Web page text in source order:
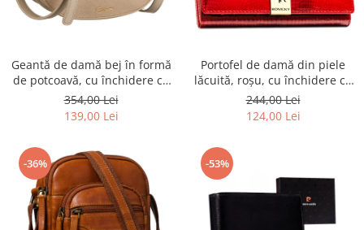
Geantă de damă bej în formă
de potcoavă, cu închidere cu
clip magnetic - Peterson PTR-
PTN PIWONIA BEIGE
354,00 Lei
139,00 Lei
Portofel de damă din piele
lăcuită, roșu, cu închidere cu
capsă - Rovicky PTR-RH-22-1-
RS RED
244,00 Lei
124,00 Lei
-36% -53%